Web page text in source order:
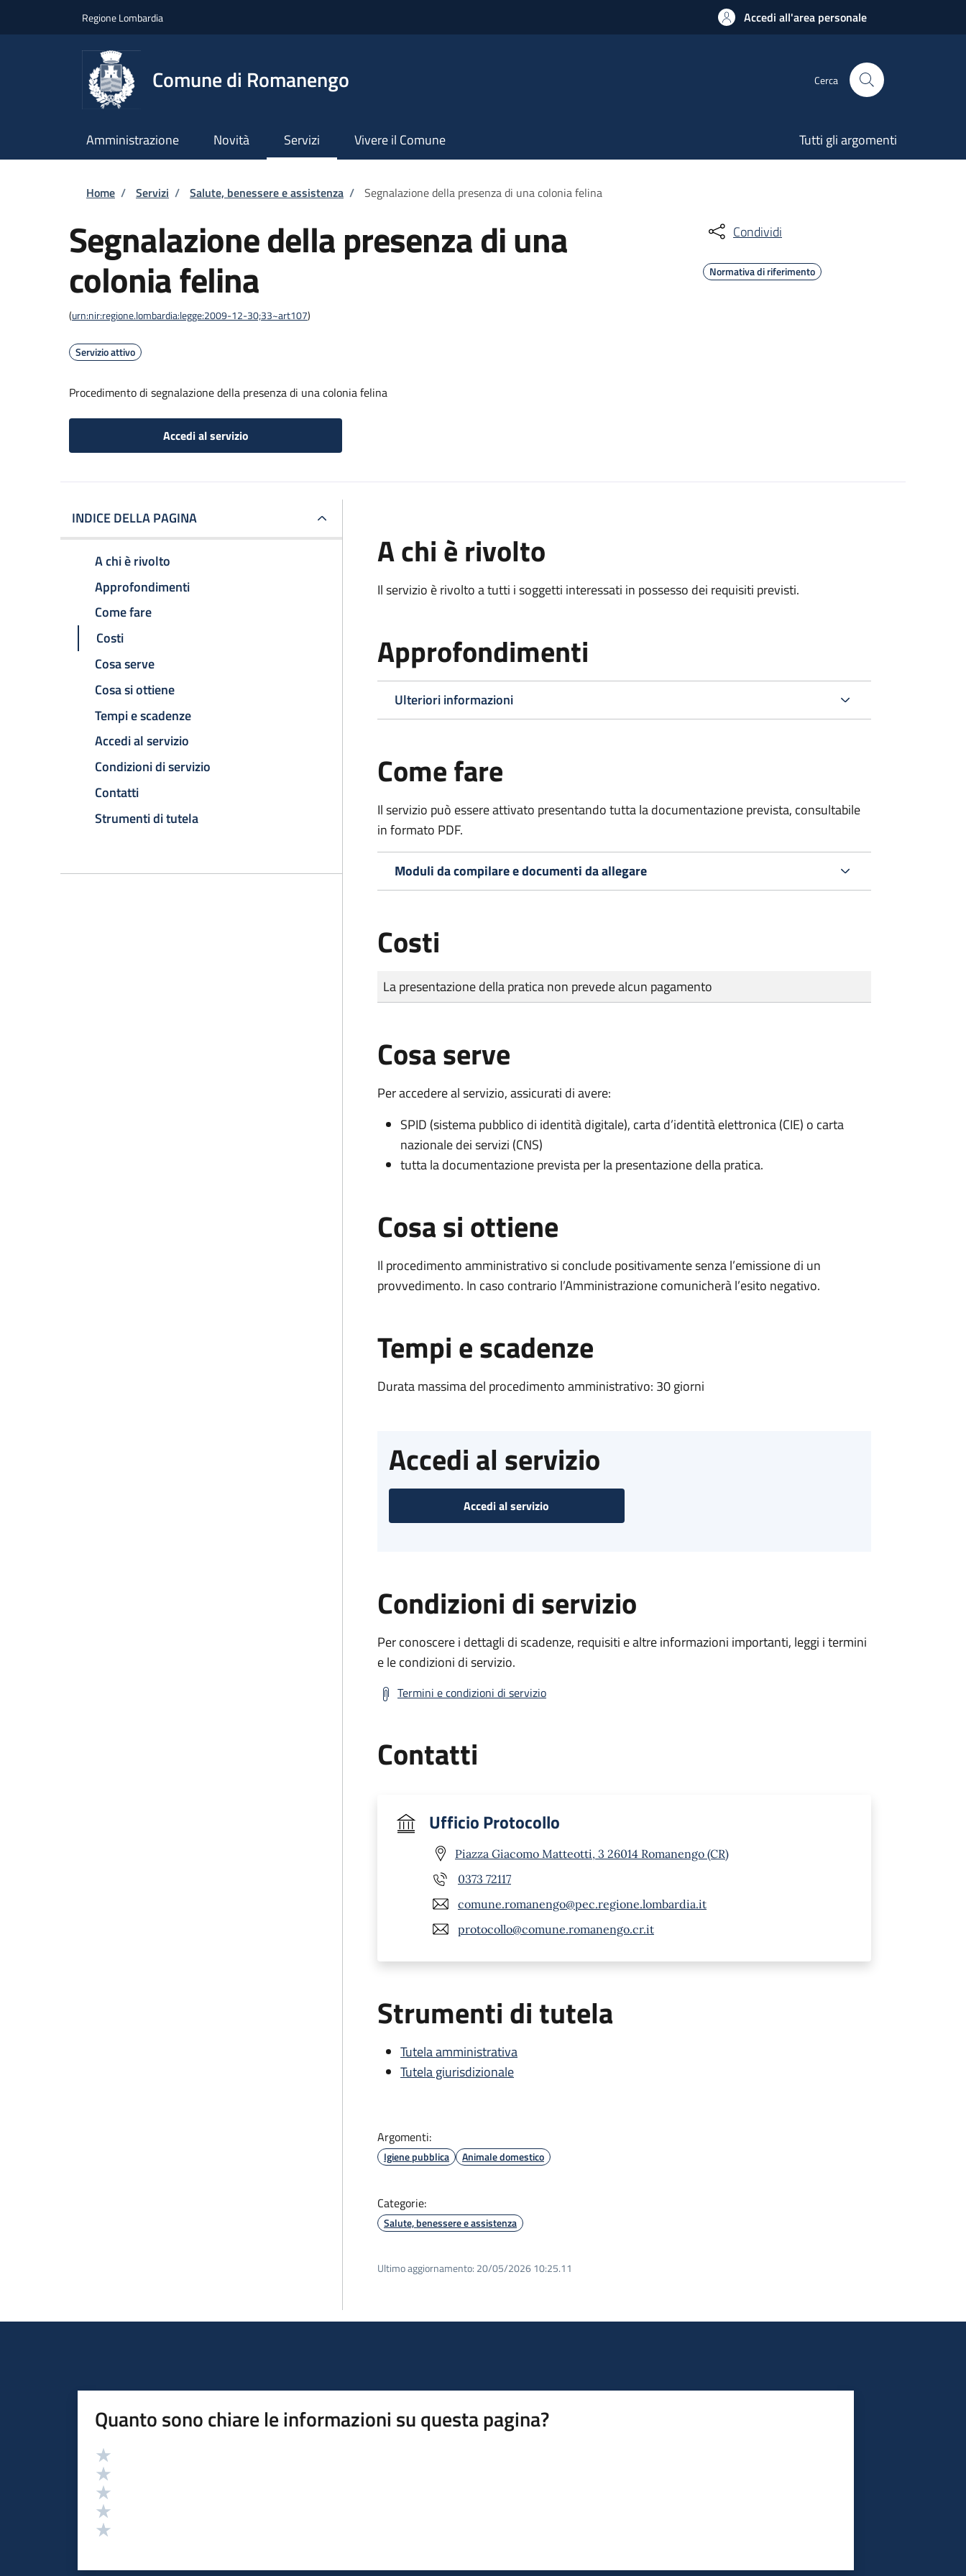
Regione Lombardia Accedi all'area personale
Comune di Romanengo Cerca
Amministrazione Novità Servizi Vivere il Comune Tutti gli argomenti
Briciole di pane
Home / Servizi / Salute, benessere e assistenza / Segnalazione della presenza di una colonia felina
Segnalazione della presenza di una
colonia felina
(urn:nir:regione.lombardia:legge:2009-12-30;33~art107)
Servizio attivo
Procedimento di segnalazione della presenza di una colonia felina
Accedi al servizio
Condividi
Normativa di riferimento
INDICE DELLA PAGINA
A chi è rivolto
Approfondimenti
Come fare
Costi
Cosa serve
Cosa si ottiene
Tempi e scadenze
Accedi al servizio
Condizioni di servizio
Contatti
Strumenti di tutela
A chi è rivolto
Il servizio è rivolto a tutti i soggetti interessati in possesso dei requisiti previsti.
Approfondimenti
Ulteriori informazioni
Come fare
Il servizio può essere attivato presentando tutta la documentazione prevista, consultabile
in formato PDF.
Moduli da compilare e documenti da allegare
Costi
Tipo di pagamento
Importo
La presentazione della pratica non prevede alcun pagamento
Cosa serve
Per accedere al servizio, assicurati di avere:
SPID (sistema pubblico di identità digitale), carta d’identità elettronica (CIE) o carta
nazionale dei servizi (CNS)
tutta la documentazione prevista per la presentazione della pratica.
Cosa si ottiene
Il procedimento amministrativo si conclude positivamente senza l’emissione di un
provvedimento. In caso contrario l’Amministrazione comunicherà l’esito negativo.
Tempi e scadenze
Durata massima del procedimento amministrativo: 30 giorni
Accedi al servizio
Accedi al servizio
Condizioni di servizio
Per conoscere i dettagli di scadenze, requisiti e altre informazioni importanti, leggi i termini
e le condizioni di servizio.
Termini e condizioni di servizio
Contatti
Ufficio Protocollo
Piazza Giacomo Matteotti, 3 26014 Romanengo (CR)
0373 72117
comune.romanengo@pec.regione.lombardia.it
protocollo@comune.romanengo.cr.it
Strumenti di tutela
Tutela amministrativa
Tutela giurisdizionale
Argomenti:
Igiene pubblica Animale domestico
Categorie:
Salute, benessere e assistenza
Ultimo aggiornamento: 20/05/2026 10:25.11
Quanto sono chiare le informazioni su questa pagina?
Valutazione